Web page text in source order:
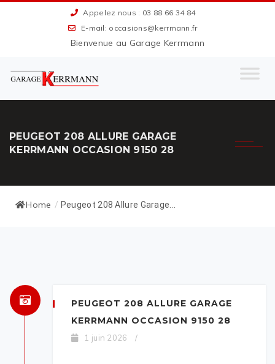
Appelez nous : 03 88 66 34 84
E-mail: occasions@kerrmann.fr
Bienvenue au Garage Kerrmann
PEUGEOT 208 ALLURE GARAGE
KERRMANN OCCASION 9150 28
Home / Peugeot 208 Allure Garage...
PEUGEOT 208 ALLURE GARAGE
KERRMANN OCCASION 9150 28
1 juin 2026 /